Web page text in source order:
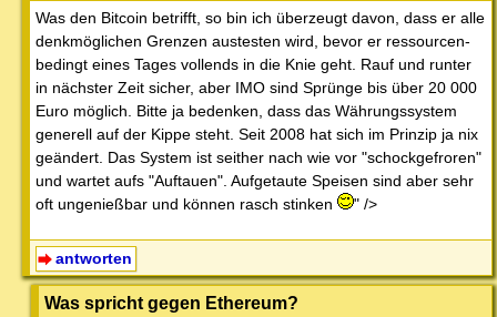
Was den Bitcoin betrifft, so bin ich überzeugt davon, dass er alle
denkmöglichen Grenzen austesten wird, bevor er ressourcen-
bedingt eines Tages vollends in die Knie geht. Rauf und runter
in nächster Zeit sicher, aber IMO sind Sprünge bis über 20 000
Euro möglich. Bitte ja bedenken, dass das Währungssystem
generell auf der Kippe steht. Seit 2008 hat sich im Prinzip ja nix
geändert. Das System ist seither nach wie vor "schockgefroren"
und wartet aufs "Auftauen". Aufgetaute Speisen sind aber sehr
oft ungenießbar und können rasch stinken
" />
antworten
Was spricht gegen Ethereum?